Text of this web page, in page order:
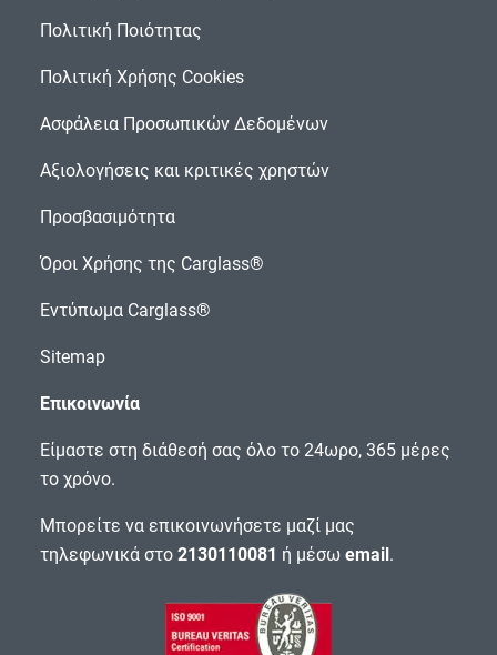
Πολιτική Ποιότητας
Πολιτική Χρήσης Cookies
Ασφάλεια Προσωπικών Δεδομένων
Αξιολογήσεις και κριτικές χρηστών
Προσβασιμότητα
Όροι Χρήσης της Carglass®
Εντύπωμα Carglass®
Sitemap
Επικοινωνία
Είμαστε στη διάθεσή σας όλο το 24ωρο, 365 μέρες
το χρόνο.
Μπορείτε να επικοινωνήσετε μαζί μας
τηλεφωνικά στο 2130110081 ή μέσω email.